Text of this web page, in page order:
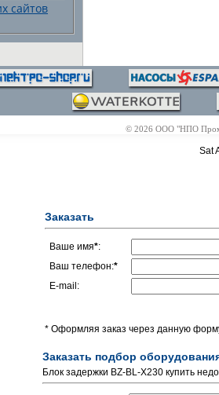
© 2026 ООО "НПО
Sat
Заказать
Ваше имя*:
Ваш телефон:*
E-mail:
* Оформляя заказ через данную
Заказать подбор
Блок задержки BZ-BL-X230 купить